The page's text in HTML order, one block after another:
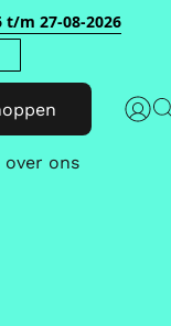
t/m 27-08-2026
over ons